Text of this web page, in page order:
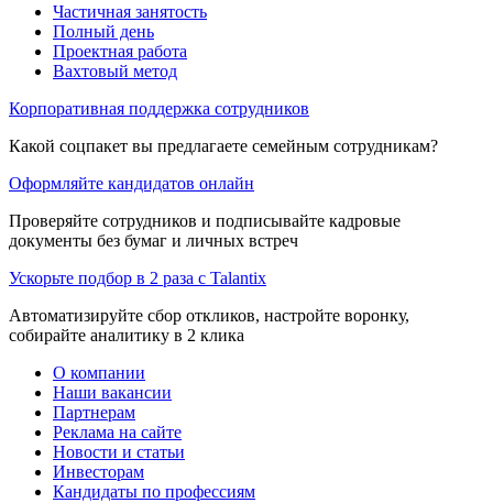
Частичная занятость
Полный день
Проектная работа
Вахтовый метод
Корпоративная поддержка сотрудников
Какой соцпакет вы предлагаете семейным сотрудникам?
Оформляйте кандидатов онлайн
Проверяйте сотрудников и подписывайте кадровые
документы без бумаг и личных встреч
Ускорьте подбор в 2 раза с Talantix
Автоматизируйте сбор откликов, настройте воронку,
собирайте аналитику в 2 клика
О компании
Наши вакансии
Партнерам
Реклама на сайте
Новости и статьи
Инвесторам
Кандидаты по профессиям